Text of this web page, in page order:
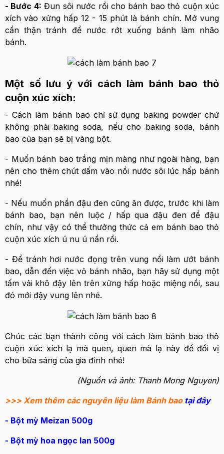
- Bước 4: Đun sôi nước rồi cho bánh bao thỏ cuộn xúc
xích vào xửng hấp 12 - 15 phút là bánh chín. Mở vung
cẩn thận tránh để nước rớt xuống bánh làm nhão
bánh.
Một số lưu ý với cách làm bánh bao thỏ
cuộn xúc xích:
- Cách làm bánh bao chỉ sử dụng baking powder chứ
không phải baking soda, nếu cho baking soda, bánh
bao của bạn sẽ bị vàng bột.
- Muốn bánh bao trắng mịn màng như ngoài hàng, bạn
nên cho thêm chút dấm vào nồi nước sôi lúc hấp bánh
nhé!
- Nếu muốn phần đậu đen cũng ăn được, trước khi làm
bánh bao, bạn nên luộc / hấp qua đậu đen để đậu
chín, như vậy có thể thưởng thức cả em bánh bao thỏ
cuộn xúc xích ú nu ú nần rồi.
- Để tránh hơi nước đọng trên vung nồi làm ướt bánh
bao, dẫn đến việc vỏ bánh nhão, bạn hãy sử dụng một
tấm vải khô đậy lên trên xửng hấp hoặc miệng nồi, sau
đó mới đậy vung lên nhé.
Chúc các bạn thành công với cách làm bánh bao thỏ
cuộn xúc xích lạ mà quen, quen mà lạ này để đổi vị
cho bữa sáng của gia đình nhé!
(Nguồn và ảnh: Thanh Mong Nguyen)
>>> Xem thêm các nguyên liệu làm Bánh baotại đây
- Bột mỳ Meizan 500g
- Bột mỳ hoa ngọc lan 500g